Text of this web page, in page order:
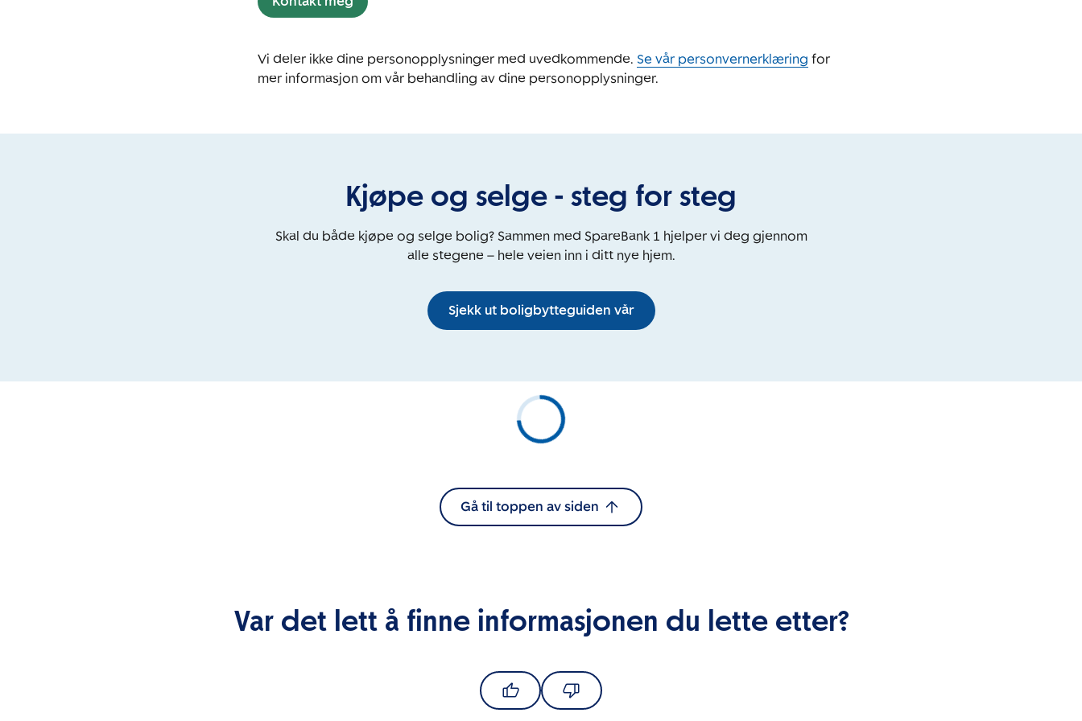
Vi deler ikke dine personopplysninger med uvedkommende. Se vår personvernerklæring for
mer informasjon om vår behandling av dine personopplysninger.
Kjøpe og selge - steg for steg
Skal du både kjøpe og selge bolig? Sammen med SpareBank 1 hjelper vi deg gjennom
alle stegene – hele veien inn i ditt nye hjem.
Sjekk ut boligbytteguiden vår
Gå til toppen av siden
Var det lett å finne informasjonen du lette etter?